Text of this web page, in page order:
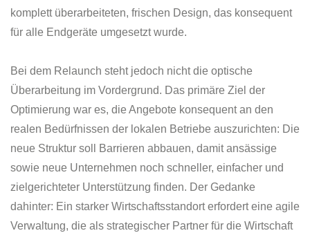
komplett überarbeiteten, frischen Design, das konsequent
für alle Endgeräte umgesetzt wurde.
Bei dem Relaunch steht jedoch nicht die optische
Überarbeitung im Vordergrund. Das primäre Ziel der
Optimierung war es, die Angebote konsequent an den
realen Bedürfnissen der lokalen Betriebe auszurichten: Die
neue Struktur soll Barrieren abbauen, damit ansässige
sowie neue Unternehmen noch schneller, einfacher und
zielgerichteter Unterstützung finden. Der Gedanke
dahinter: Ein starker Wirtschaftsstandort erfordert eine agile
Verwaltung, die als strategischer Partner für die Wirtschaft